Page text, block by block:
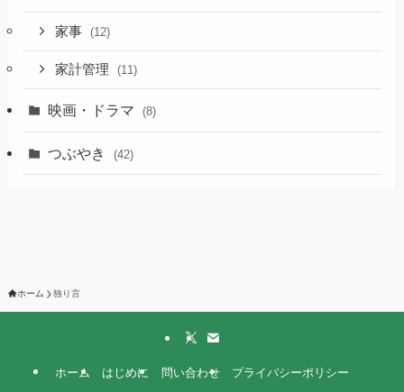
家事 (12)
家計管理 (11)
映画・ドラマ (8)
つぶやき (42)
ホーム 独り言
ホーム はじめに 問い合わせ プライバシーポリシー